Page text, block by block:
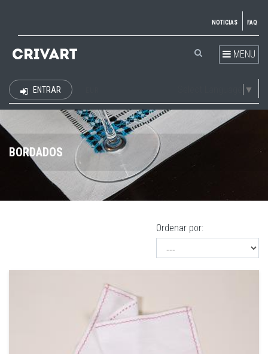
NOTICIAS FAQ
MENU
▼
ENTRAR
BORDADOS
Ordenar por: